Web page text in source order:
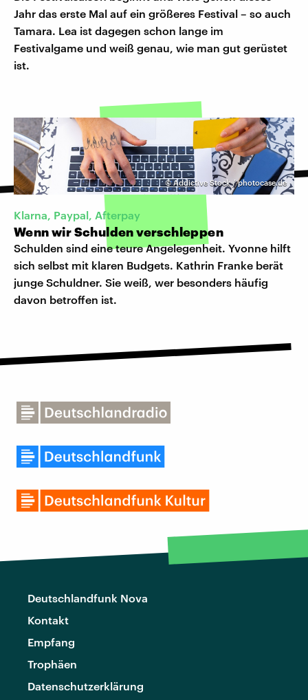
Jahr das erste Mal auf ein größeres Festival – so auch
Tamara. Lea ist dagegen schon lange im
Festivalgame und weiß genau, wie man gut gerüstet
ist.
©Addictive Stock / photocase.de
Klarna, Paypal, Afterpay
Wenn wir Schulden verschleppen
Schulden sind eine teure Angelegenheit. Yvonne hilft
sich selbst mit klaren Budgets. Kathrin Franke berät
junge Schuldner. Sie weiß, wer besonders häufig
davon betroffen ist.
Deutschlandfunk Nova
Kontakt
Empfang
Trophäen
Datenschutzerklärung